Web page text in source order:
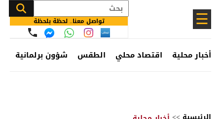
☰ تواصل معنا.. لحظة بلحظة
أخبار محلية اقتصاد محلي الطقس شؤون برلمانية